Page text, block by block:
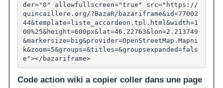
der="0" allowfullscreen="true" src="https://
quincaillere.org/?BazaR/bazariframe&id=77002
44&template=liste_accordeon.tpl.html&width=1
00%25&height=600px&lat=46.22763&lon=2.213749
&markersize=big&provider=OpenStreetMap.Mapni
k&zoom=5&groups=&titles=&groupsexpanded=fals
e"></bazariframe>
Code action wiki a copier coller dans une page